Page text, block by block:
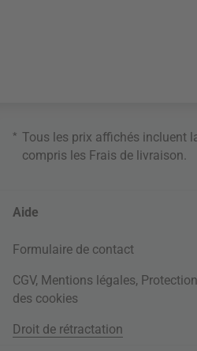
* Tous les prix affichés incluent
compris les Frais de livraison
Aide
Formulaire de contact
CGV, Mentions légales,
des cookies
Droit de rétractation